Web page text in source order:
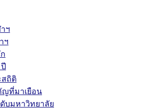
ฯ
ฯ
ถิติ
ที่มาเยือน
บมหาวิทยาลัย